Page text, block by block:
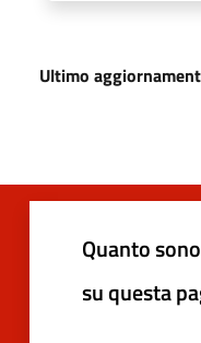
Ultimo
Quanto
su questa